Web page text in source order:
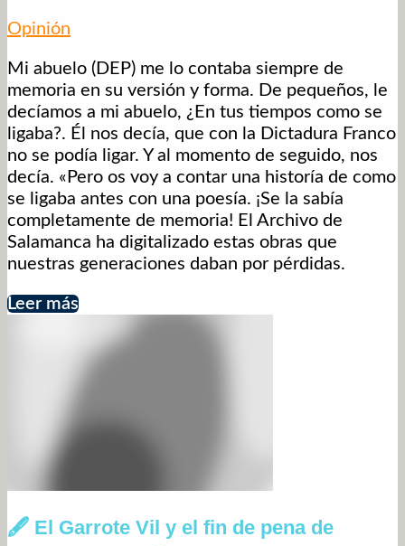
Opinión
Mi abuelo (DEP) me lo contaba siempre de
memoria en su versión y forma. De pequeños, le
decíamos a mi abuelo, ¿En tus tiempos como se
ligaba?. Él nos decía, que con la Dictadura Franco
no se podía ligar. Y al momento de seguido, nos
decía. «Pero os voy a contar una historía de como
se ligaba antes con una poesía. ¡Se la sabía
completamente de memoria! El Archivo de
Salamanca ha digitalizado estas obras que
nuestras generaciones daban por pérdidas.
Leer más
🖋 El Garrote Vil y el fin de pena de